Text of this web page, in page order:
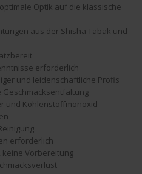
Optik auf die klassische
aus der Shisha Tabak und
erforderlich
und leidenschaftliche Profis
und Kohlenstoffmonoxid
erforderlich
keine Vorbereitung